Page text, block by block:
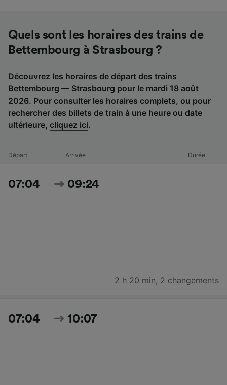
Quels sont les horaires des trains de
Bettembourg à Strasbourg ?
Découvrez les horaires de départ des trains
Bettembourg — Strasbourg pour le mardi 18 août
2026. Pour consulter les horaires complets, ou pour
rechercher des billets de train à une heure ou date
ultérieure, cliquez ici.
Départ Arrivée Durée
07:04 09:24
2 h 20 min, 2 changements
07:04 10:07